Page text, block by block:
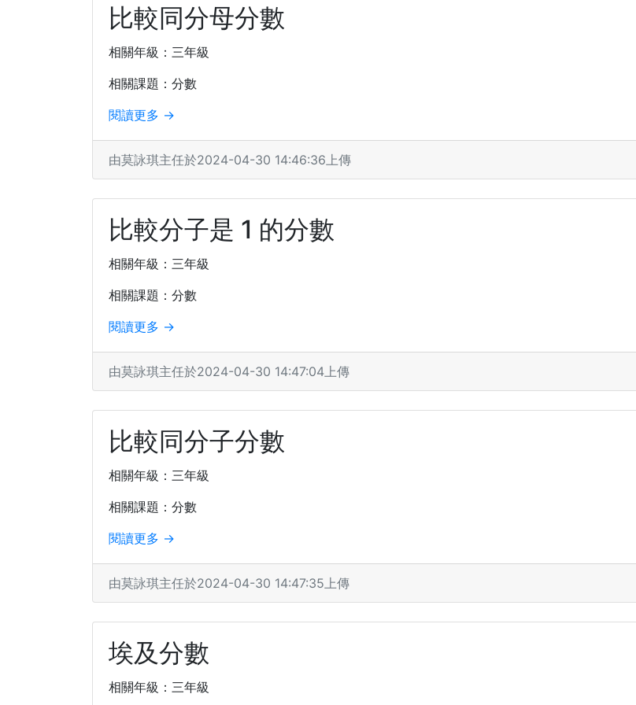
比較同分母分數
相關年級：三年級
相關課題：分數
閱讀更多 →
由莫詠琪主任於2024-04-30 14:46:36上傳
比較分子是 1 的分數
相關年級：三年級
相關課題：分數
閱讀更多 →
由莫詠琪主任於2024-04-30 14:47:04上傳
比較同分子分數
相關年級：三年級
相關課題：分數
閱讀更多 →
由莫詠琪主任於2024-04-30 14:47:35上傳
埃及分數
相關年級：三年級